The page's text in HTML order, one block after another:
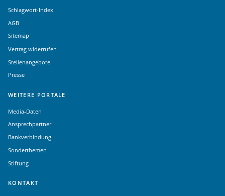
Schlagwort-Index
AGB
Sitemap
Vertrag widerrufen
Stellenangebote
Presse
WEITERE PORTALE
Media-Daten
Ansprechpartner
Bankverbindung
Sonderthemen
Stiftung
KONTAKT